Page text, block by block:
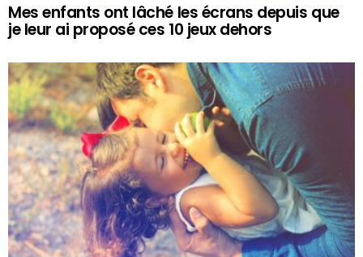
Mes enfants ont lâché les écrans depuis que
je leur ai proposé ces 10 jeux dehors